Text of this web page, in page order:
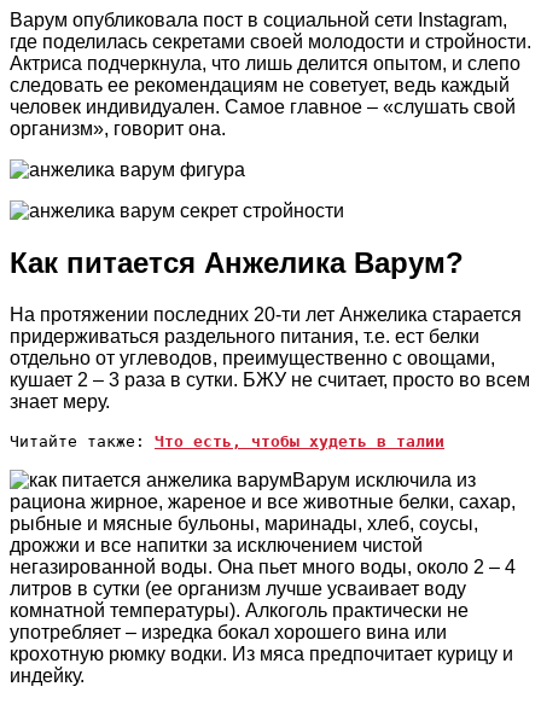
Варум опубликовала пост в социальной сети Instagram,
где поделилась секретами своей молодости и стройности.
Актриса подчеркнула, что лишь делится опытом, и слепо
следовать ее рекомендациям не советует, ведь каждый
человек индивидуален. Самое главное – «слушать свой
организм», говорит она.
Как питается Анжелика Варум?
На протяжении последних 20-ти лет Анжелика старается
придерживаться раздельного питания, т.е. ест белки
отдельно от углеводов, преимущественно с овощами,
кушает 2 – 3 раза в сутки. БЖУ не считает, просто во всем
знает меру.
Читайте также: Что есть, чтобы худеть в талии
Варум исключила из
рациона жирное, жареное и все животные белки, сахар,
рыбные и мясные бульоны, маринады, хлеб, соусы,
дрожжи и все напитки за исключением чистой
негазированной воды. Она пьет много воды, около 2 – 4
литров в сутки (ее организм лучше усваивает воду
комнатной температуры). Алкоголь практически не
употребляет – изредка бокал хорошего вина или
крохотную рюмку водки. Из мяса предпочитает курицу и
индейку.